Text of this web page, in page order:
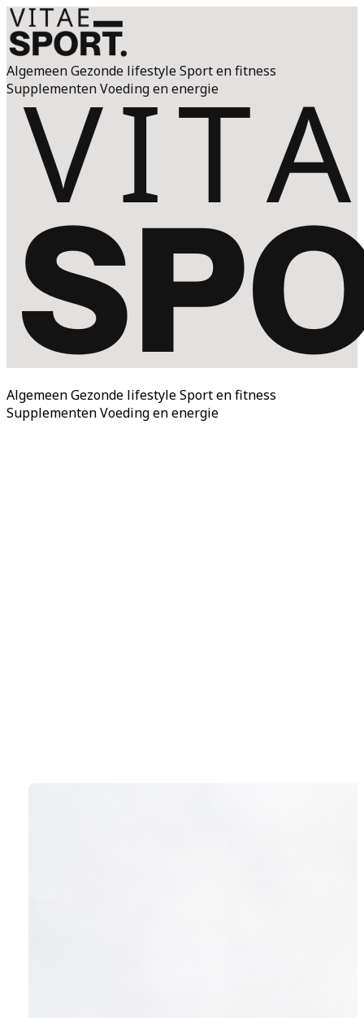
AlgemeenGezonde lifestyleSport en fitness
SupplementenVoeding en energie
AlgemeenGezonde lifestyleSport en fitness
SupplementenVoeding en energie